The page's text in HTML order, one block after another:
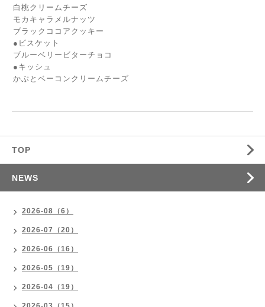
白桃クリームチーズ
モカキャラメルナッツ
ブラックココアクッキー
●ビスケット
ブルーベリービターチョコ
●キッシュ
かぶとベーコンクリームチーズ
TOP
NEWS
2026-08（6）
2026-07（20）
2026-06（16）
2026-05（19）
2026-04（19）